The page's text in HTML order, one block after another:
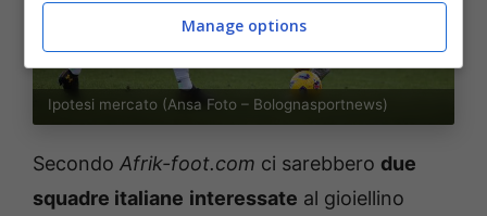
Ipotesi mercato (Ansa Foto – Bolognasportnews)
Secondo Afrik-foot.com ci sarebbero due
squadre italiane interessate al gioiellino
Manage options